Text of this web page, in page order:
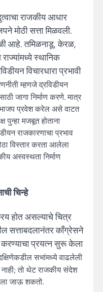
राजकीय आधार
मोठी सत्ता मिळवली.
आहे. तमिळनाडू, केरळ,
स्थानिक
विचारधारा प्रभावी
म्हणजे द्रविडीयन
जागा निर्माण करणे. मात्र
प्रवेश करेल असे वाटत
पुन्हा मजबूत होताना
राजकारणाचा प्रभाव
विस्तार करता आलेला
अस्वस्थता निर्माण
चिन्हे
होत असल्याचे चित्र
सत्ताबदलानंतर काँग्रेसने
प्रयत्न सुरू केला
सभांमध्ये वाढलेली
नाही; तो थेट राजकीय संदेश
जाऊ शकतो.